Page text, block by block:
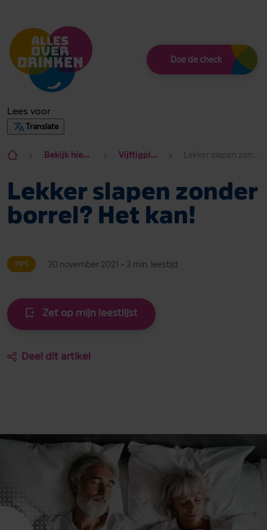
Doe de check
Lees voor
Translate
Bekijk hier alle onderwerpen Vijftigplus Fit en gezond Lekker slapen zonder borrel? Het kan!
Lekker slapen zonder
borrel? Het kan!
TIPS 30 november 2021 • 3 min. leestijd
Zet op mijn leestlijst
Deel dit artikel